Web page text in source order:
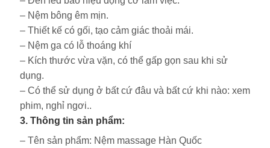
– Nệm bông êm mịn.
– Thiết kế có gối, tạo cảm giác thoải mái.
– Nệm ga có lỗ thoáng khí
– Kích thước vừa vặn, có thể gấp gọn sau khi sử
dụng.
– Có thể sử dụng ở bất cứ đâu và bất cứ khi nào: xem
phim, nghỉ ngơi..
3. Thông tin sản phẩm:
– Tên sản phẩm: Nệm massage Hàn Quốc